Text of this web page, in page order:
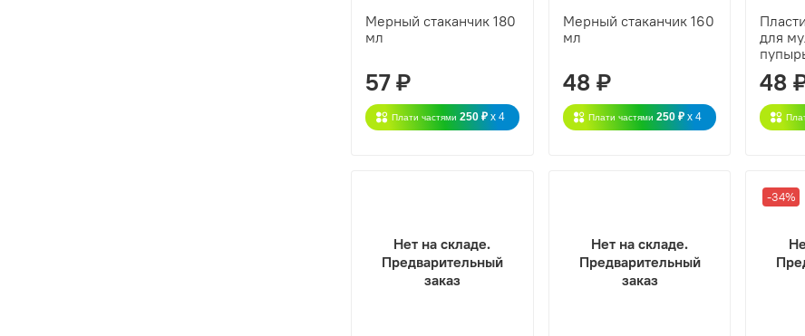
Мерный стаканчик 180
мл
57 ₽
Плати частями 250 ₽ x 4
Мерный стаканчик 160
мл
48 ₽
Плати частями250 ₽ x 4
для
48
Нет на складе.
Предварительный
заказ
Нет на складе.
Предварительный
заказ
-34%